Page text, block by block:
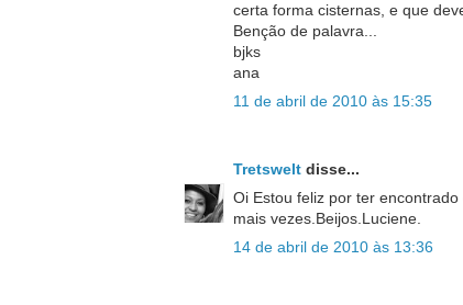
certa forma cisternas, e que
Benção de palavra...
bjks
ana
11 de abril de 2010 às 15:35
Tretsweltdisse...
Oi Estou feliz por ter
mais vezes.Beijos.Luciene.
14 de abril de 2010 às 13:36